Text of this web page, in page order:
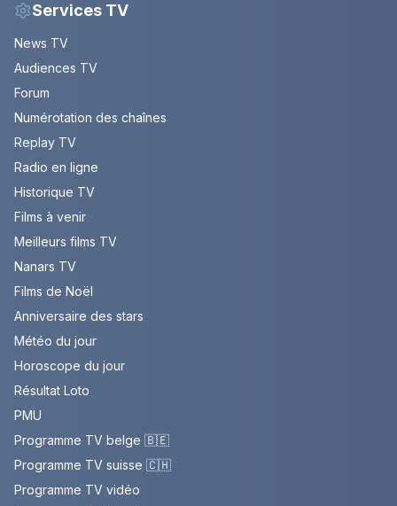
Services TV
News TV
Audiences TV
Forum
Numérotation des chaînes
Replay TV
Radio en ligne
Historique TV
Films à venir
Meilleurs films TV
Nanars TV
Films de Noël
Anniversaire des stars
Météo du jour
Horoscope du jour
Résultat Loto
PMU
Programme TV belge 🇧🇪
Programme TV suisse 🇨🇭
Programme TV vidéo